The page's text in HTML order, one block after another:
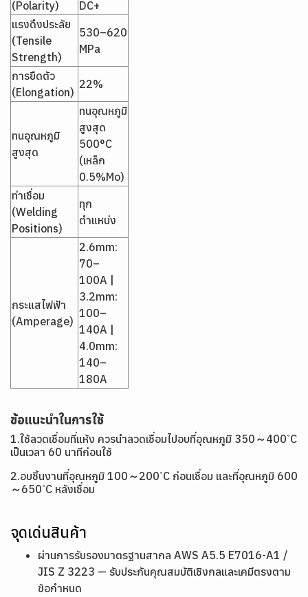
(Polarity)
DC+
แรงดึงประลัย
(Tensile
Strength)
530–620
MPa
การยืดตัว
(Elongation)
22%
ทนอุณหภูมิ
สูงสุด
ทนอุณหภูมิ
สูงสุด
500°C
(เหล็ก
0.5%Mo)
ท่าเชื่อม
(Welding
Positions)
ทุก
ตำแหน่ง
กระแสไฟฟ้า
(Amperage)
2.6mm:
70–
100A |
3.2mm:
100–
140A |
4.0mm:
140–
180A
ข้อแนะนำในการใช้
1.ใช้ลวดเชื่อมที่แห้ง ควรนำลวดเชื่อมไปอบที่อุณหภูมิ 350～400 ํC
เป็นเวลา 60 นาทีก่อนใช้
2.อบชิ้นงานที่อุณหภูมิ 100～200 ํC ก่อนเชื่อม และที่อุณหภูมิ 600
～650 ํC หลังเชื่อม
จุดเด่นสินค้า
ผ่านการรับรองมาตรฐานสากล AWS A5.5 E7016-A1 /
JIS Z 3223 — รับประกันคุณสมบัติเชิงกลและเคมีตรงตาม
ข้อกำหนด